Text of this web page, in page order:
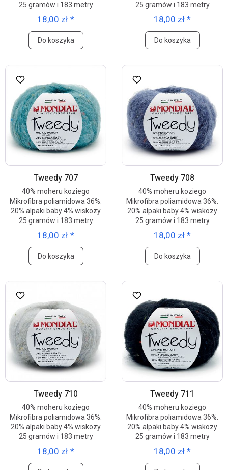
25 gramów i 183 metry
18,00 zł *
Do koszyka
25 gramów i 183 metry
18,00 zł *
Do koszyka
Tweedy 707
40% moheru koziego
Mikrofibra poliamidowa 36%.
20% alpaki baby 4% wiskozy
25 gramów i 183 metry
18,00 zł *
Do koszyka
Tweedy 708
40% moheru koziego
Mikrofibra poliamidowa 36%.
20% alpaki baby 4% wiskozy
25 gramów i 183 metry
18,00 zł *
Do koszyka
Tweedy 710
40% moheru koziego
Mikrofibra poliamidowa 36%.
20% alpaki baby 4% wiskozy
25 gramów i 183 metry
18,00 zł *
Tweedy 711
40% moheru koziego
Mikrofibra poliamidowa 36%.
20% alpaki baby 4% wiskozy
25 gramów i 183 metry
18,00 zł *